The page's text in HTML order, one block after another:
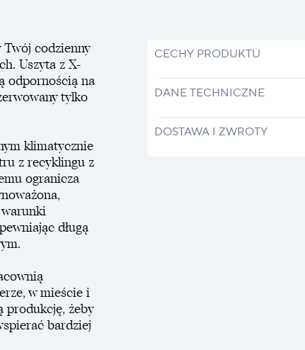
Twój codzienny
Uszyta z X-
odpornością na
tylko
klimatycznie
z recyklingu z
ogranicza
długą
w mieście i
produkcję, żeby
bardziej
CECHY PRODUKTU
DANE TECHNICZNE
DOSTAWA I ZWROTY